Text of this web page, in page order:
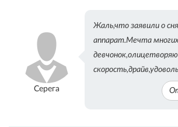
ВКонтакте
Серега
Жаль,что заявили о
аппарат.Мечта